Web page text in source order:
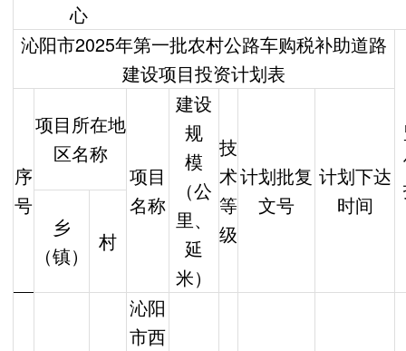
沁阳市2025年第一批农村公路车购税补助道路
建设项目投资计划表
序
号
项目所在地
区名称
项目
名称
建设
规
模
（公
里、
延
米）
技
术
等
级
计划批复
文号
计划下达
时间
乡
（镇）
村
沁阳
市西